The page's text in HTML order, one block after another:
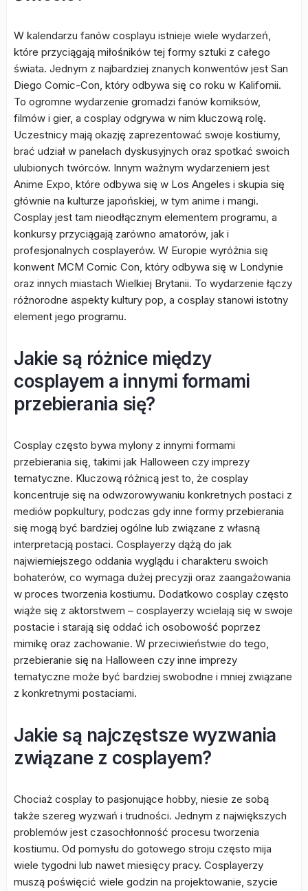
W kalendarzu fanów cosplayu istnieje wiele wydarzeń,
które przyciągają miłośników tej formy sztuki z całego
świata. Jednym z najbardziej znanych konwentów jest San
Diego Comic-Con, który odbywa się co roku w Kalifornii.
To ogromne wydarzenie gromadzi fanów komiksów,
filmów i gier, a cosplay odgrywa w nim kluczową rolę.
Uczestnicy mają okazję zaprezentować swoje kostiumy,
brać udział w panelach dyskusyjnych oraz spotkać swoich
ulubionych twórców. Innym ważnym wydarzeniem jest
Anime Expo, które odbywa się w Los Angeles i skupia się
głównie na kulturze japońskiej, w tym anime i mangi.
Cosplay jest tam nieodłącznym elementem programu, a
konkursy przyciągają zarówno amatorów, jak i
profesjonalnych cosplayerów. W Europie wyróżnia się
konwent MCM Comic Con, który odbywa się w Londynie
oraz innych miastach Wielkiej Brytanii. To wydarzenie łączy
różnorodne aspekty kultury pop, a cosplay stanowi istotny
element jego programu.
Jakie są różnice między
cosplayem a innymi formami
przebierania się?
Cosplay często bywa mylony z innymi formami
przebierania się, takimi jak Halloween czy imprezy
tematyczne. Kluczową różnicą jest to, że cosplay
koncentruje się na odwzorowywaniu konkretnych postaci z
mediów popkultury, podczas gdy inne formy przebierania
się mogą być bardziej ogólne lub związane z własną
interpretacją postaci. Cosplayerzy dążą do jak
najwierniejszego oddania wyglądu i charakteru swoich
bohaterów, co wymaga dużej precyzji oraz zaangażowania
w proces tworzenia kostiumu. Dodatkowo cosplay często
wiąże się z aktorstwem – cosplayerzy wcielają się w swoje
postacie i starają się oddać ich osobowość poprzez
mimikę oraz zachowanie. W przeciwieństwie do tego,
przebieranie się na Halloween czy inne imprezy
tematyczne może być bardziej swobodne i mniej związane
z konkretnymi postaciami.
Jakie są najczęstsze wyzwania
związane z cosplayem?
Chociaż cosplay to pasjonujące hobby, niesie ze sobą
także szereg wyzwań i trudności. Jednym z największych
problemów jest czasochłonność procesu tworzenia
kostiumu. Od pomysłu do gotowego stroju często mija
wiele tygodni lub nawet miesięcy pracy. Cosplayerzy
muszą poświęcić wiele godzin na projektowanie, szycie